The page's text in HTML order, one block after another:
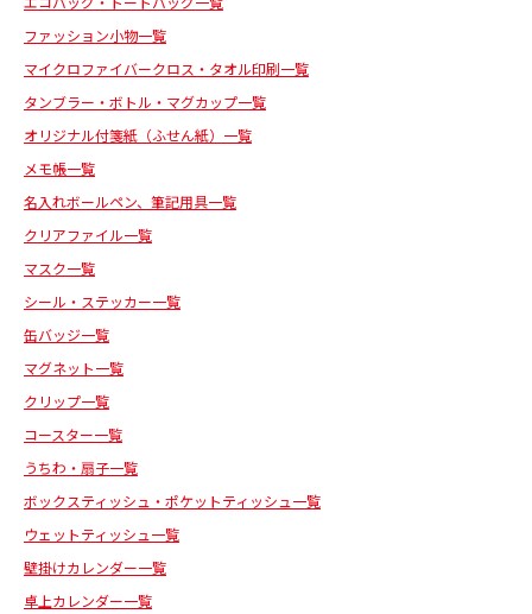
ファッション小物一覧
マイクロファイバークロス・タオル印刷一覧
タンブラー・ボトル・マグカップ一覧
オリジナル付箋紙（ふせん紙）一覧
メモ帳一覧
名入れボールペン、筆記用具一覧
クリアファイル一覧
マスク一覧
シール・ステッカー一覧
缶バッジ一覧
マグネット一覧
クリップ一覧
コースター一覧
うちわ・扇子一覧
ボックスティッシュ・ポケットティッシュ一覧
ウェットティッシュ一覧
壁掛けカレンダー一覧
卓上カレンダー一覧